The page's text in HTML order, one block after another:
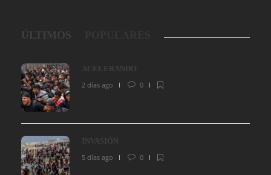
ÚLTIMOS
ACELERANDO
2 días ago
0
INVASIÓN
5 días ago
0